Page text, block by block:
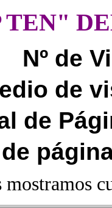
Nº de
de
de